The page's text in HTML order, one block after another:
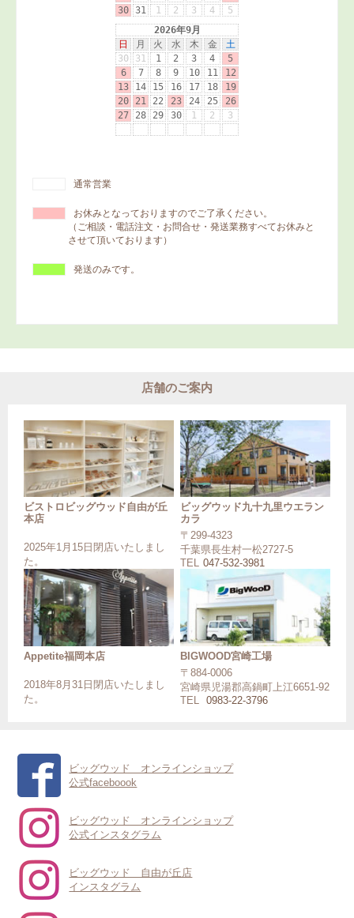
通常営業
お休みとなっておりますのでご了承ください。
（ご相談・電話注文・お問合せ・発送業務すべてお休みと
させて頂いております）
発送のみです。
店舗のご案内
ビストロビッグウッド自由が丘
本店
2025年1月15日閉店いたしまし
た。
ビッグウッド九十九里ウエラン
カラ
〒299-4323
千葉県長生村一松2727-5
TEL 047-532-3981
Appetite福岡本店
2018年8月31日閉店いたしまし
た。
BIGWOOD宮崎工場
〒884-0006
宮崎県児湯郡高鍋町上江6651-92
TEL
0983-22-3796
ビッグウッド オンラインショップ
公式faceboook
ビッグウッド オンラインショップ
公式インスタグラム
ビッグウッド 自由が丘店
インスタグラム